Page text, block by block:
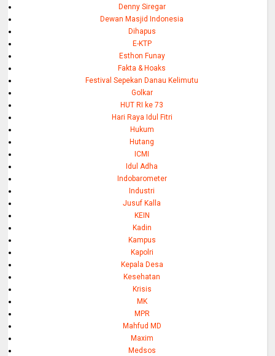
Denny Siregar
Dewan Masjid Indonesia
Dihapus
E-KTP
Esthon Funay
Fakta & Hoaks
Festival Sepekan Danau Kelimutu
Golkar
HUT RI ke 73
Hari Raya Idul Fitri
Hukum
Hutang
ICMI
Idul Adha
Indobarometer
Industri
Jusuf Kalla
KEIN
Kadin
Kampus
Kapolri
Kepala Desa
Kesehatan
Krisis
MK
MPR
Mahfud MD
Maxim
Medsos